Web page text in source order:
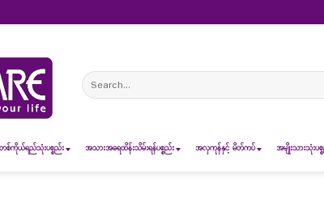
Search
for:
တစ်ကိုယ်ရည်သုံးပစ္စည်း အသားအရေထိန်းသိမ်းရန်ပစ္စည်း အလှကုန်နှင့် မိတ်ကပ် အမျိုးသားသုံးပစ္